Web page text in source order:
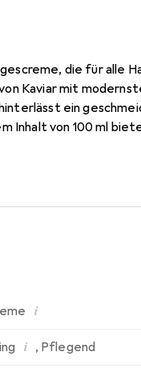
die für alle
Kaviar mit
ein
Inhalt von 100 ml
Schönheit zu
i
i , Pflegend